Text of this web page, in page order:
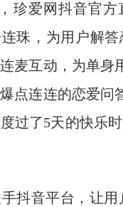
珍爱网抖音官
珠，为用户解
麦互动，为单身
点连连的恋爱问
过了5天的快乐
音平台，让用